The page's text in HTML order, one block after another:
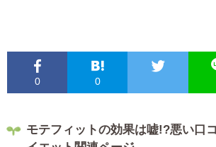
0 0
モテフィットの効果は嘘!?悪い口